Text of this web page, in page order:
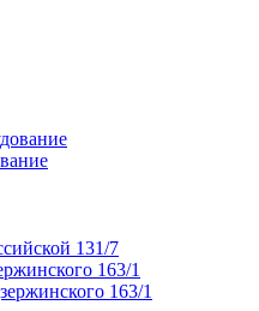
131/7
163/1
163/1